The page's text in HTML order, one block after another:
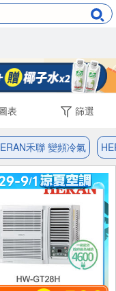
表 篩選
禾聯 變頻冷氣